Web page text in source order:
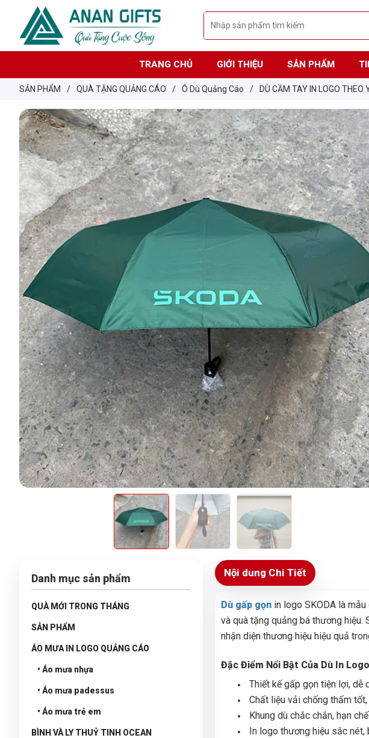
TRANG CHỦ GIỚI THIỆU SẢN PHẨM
SẢN PHẨM / QUÀ TẶNG QUẢNG CÁO / Ô Dù Quảng Cáo / DÙ CẦM TAY IN LOGO THEO
Danh mục sản phẩm
QUÀ MỚI TRONG THÁNG
SẢN PHẨM
ÁO MƯA IN LOGO QUẢNG CÁO
• Áo mưa nhựa
• Áo mưa padessus
• Áo mưa trẻ em
BÌNH VÀ LY THUỶ TINH OCEAN
Nội dung Chi Tiết
Dù gấp gọn in logo SKODA là
và quà tặng quảng bá thương
nhận diện thương hiệu hiệu quả
Đặc Điểm Nổi Bật Của Dù In
Thiết kế gấp gọn tiện lợi, dễ
Chất liệu vải chống thấm
Khung dù chắc chắn, hạn
In logo thương hiệu sắc nét,